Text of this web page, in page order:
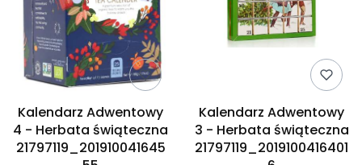
Kalendarz Adwentowy
4 - Herbata świąteczna
21797119_201910041645
Kalendarz Adwentowy
3 - Herbata świąteczna
21797119_2019100416401